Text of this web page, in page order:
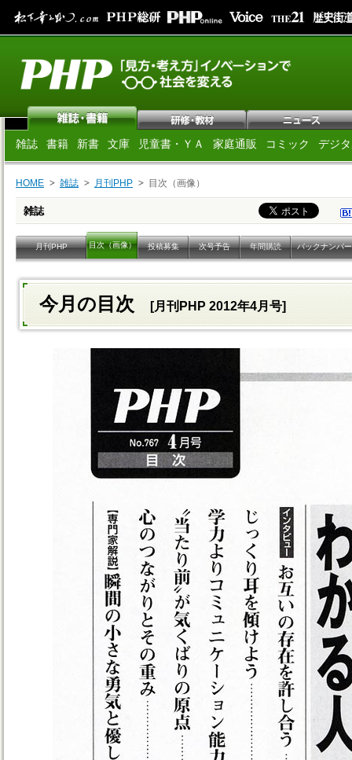
雑誌 書籍 新書 文庫 児童書・ＹＡ 家庭通販 コミック デジ
HOME 雑誌 月刊PHP 目次（画像）
雑誌
月刊PHP 目次（画像） 投稿募集 次号予告 年間購読 バックナンバー
今月の目次 [月刊PHP 2012年4月号]